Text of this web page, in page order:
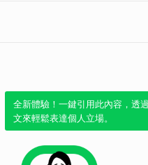
全新體驗！一鍵引用此內容，透
文來輕鬆表達個人立場。